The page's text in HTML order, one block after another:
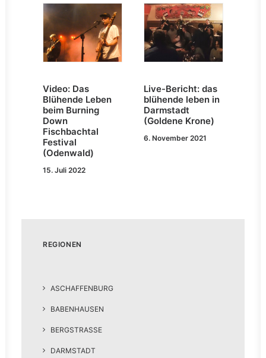
Video: Das
Blühende Leben
beim Burning
Down
Fischbachtal
Festival
(Odenwald)
15. Juli 2022
Live-Bericht: das
blühende leben in
Darmstadt
(Goldene Krone)
6. November 2021
REGIONEN
ASCHAFFENBURG
BABENHAUSEN
BERGSTRASSE
DARMSTADT